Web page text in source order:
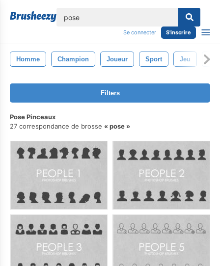
Se connecter S'inscrire
Homme Champion Joueur Sport Jeu
Filters
Pose Pinceaux
27 correspondance de brosse
pose